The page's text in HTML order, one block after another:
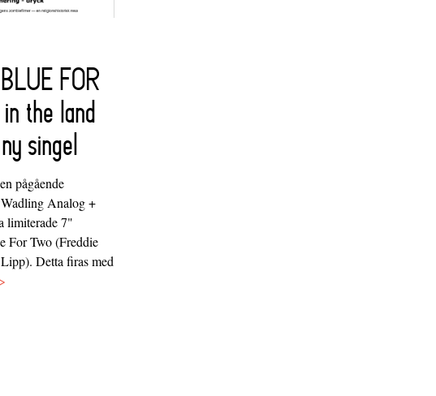
FOR
the land
singel
pågående
Analog +
limiterade 7"
For Two (Freddie
Detta firas med
>